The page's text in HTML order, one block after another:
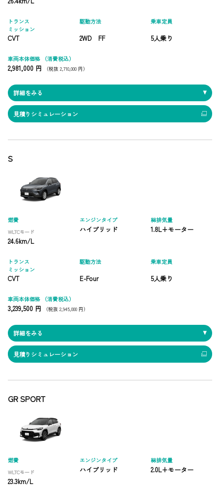
トランス
ミッション
CVT
駆動方法
2WD FF
乗車定員
5人乗り
車両本体価格 （消費税込）
2,981,000 円 （税抜 2,710,000 円）
詳細をみる
見積りシミュレーション
S
燃費
WLTCモード
24.6km/L
エンジンタイプ
ハイブリッド
総排気量
1.8L+モーター
トランス
ミッション
CVT
駆動方法
E-Four
乗車定員
5人乗り
車両本体価格 （消費税込）
3,239,500 円 （税抜 2,945,000 円）
詳細をみる
見積りシミュレーション
GR SPORT
燃費
WLTCモード
23.3km/L
エンジンタイプ
ハイブリッド
総排気量
2.0L+モーター